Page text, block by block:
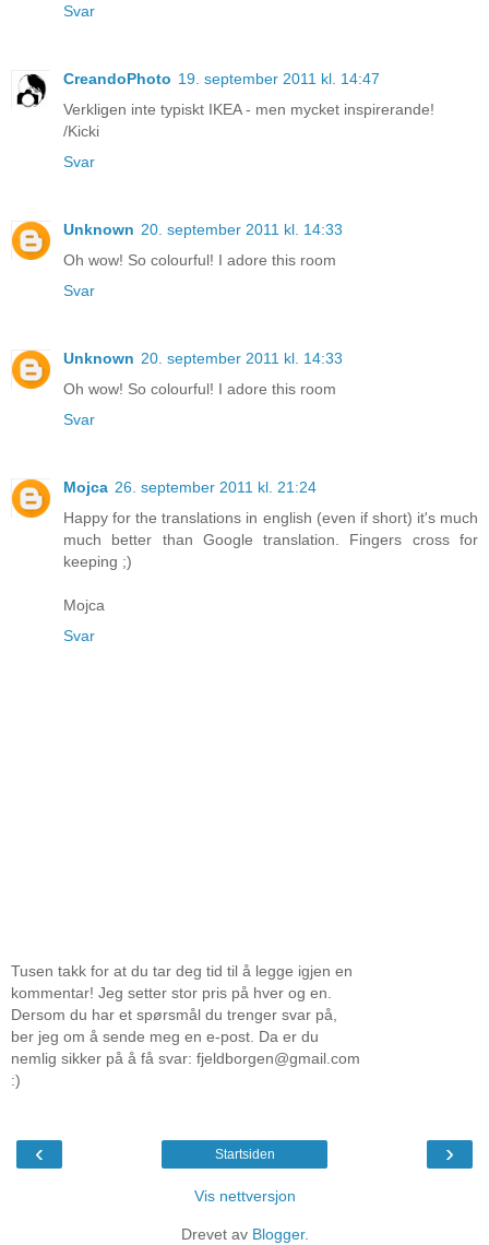
Svar
CreandoPhoto 19. september 2011 kl. 14:47
Verkligen inte typiskt IKEA - men mycket inspirerande!
/Kicki
Svar
Unknown 20. september 2011 kl. 14:33
Oh wow! So colourful! I adore this room
Svar
Unknown 20. september 2011 kl. 14:33
Oh wow! So colourful! I adore this room
Svar
Mojca 26. september 2011 kl. 21:24
Happy for the translations in english (even if short) it's much
much better than Google translation. Fingers cross for
keeping ;)
Mojca
Svar
Tusen takk for at du tar deg tid til å legge igjen en
kommentar! Jeg setter stor pris på hver og en.
Dersom du har et spørsmål du trenger svar på,
ber jeg om å sende meg en e-post. Da er du
nemlig sikker på å få svar: fjeldborgen@gmail.com
:)
‹ ›
Startsiden
Vis nettversjon
Drevet av Blogger.